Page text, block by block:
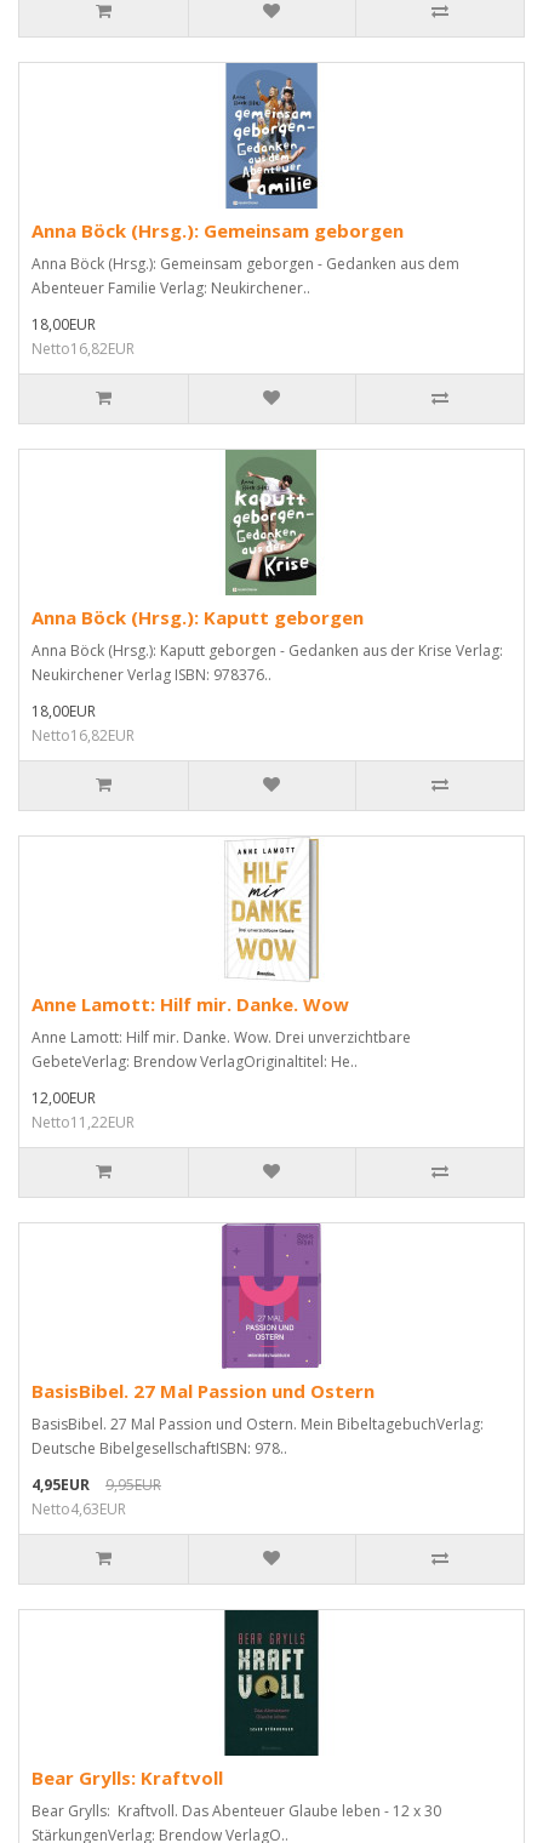
Anna Böck (Hrsg.): Gemeinsam geborgen
Anna Böck (Hrsg.): Gemeinsam geborgen - Gedanken aus dem
Abenteuer Familie Verlag: Neukirchener..
18,00EUR
Netto16,82EUR
Anna Böck (Hrsg.): Kaputt geborgen
Anna Böck (Hrsg.): Kaputt geborgen - Gedanken aus der Krise Verlag:
Neukirchener Verlag ISBN: 978376..
18,00EUR
Netto16,82EUR
Anne Lamott: Hilf mir. Danke. Wow
Anne Lamott: Hilf mir. Danke. Wow. Drei unverzichtbare
GebeteVerlag: Brendow VerlagOriginaltitel: He..
12,00EUR
Netto11,22EUR
BasisBibel. 27 Mal Passion und Ostern
BasisBibel. 27 Mal Passion und Ostern. Mein BibeltagebuchVerlag:
Deutsche BibelgesellschaftISBN: 978..
4,95EUR
9,95EUR
Netto4,63EUR
Bear Grylls: Kraftvoll
Bear Grylls: Kraftvoll. Das Abenteuer Glaube leben - 12 x 30
StärkungenVerlag: Brendow VerlagO..